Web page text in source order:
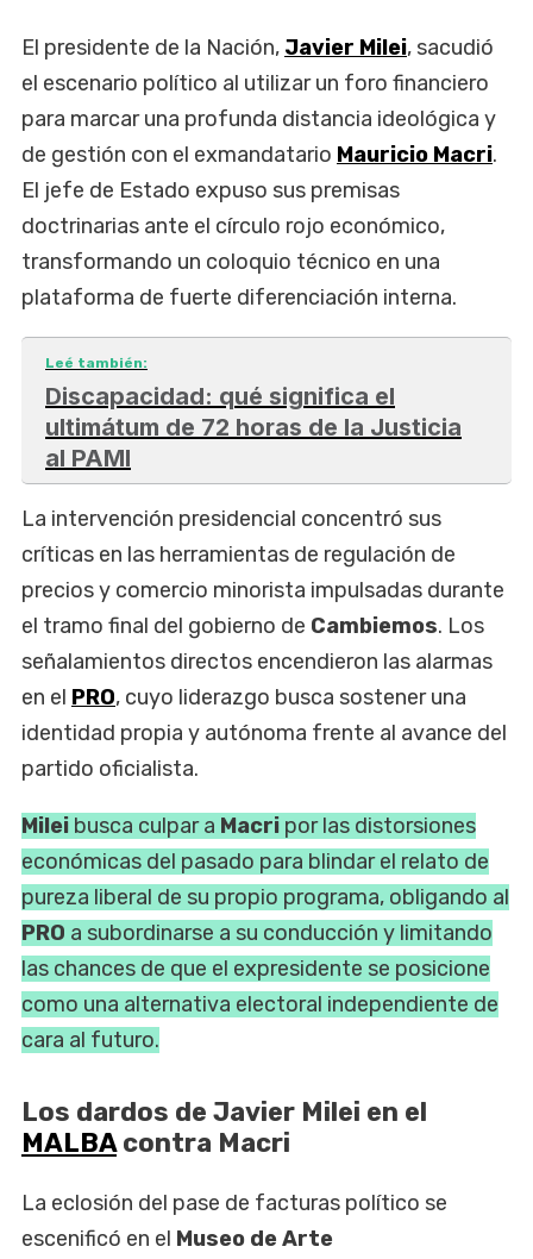
El presidente de la Nación, Javier Milei, sacudió
el escenario político al utilizar un foro financiero
para marcar una profunda distancia ideológica y
de gestión con el exmandatario Mauricio Macri.
El jefe de Estado expuso sus premisas
doctrinarias ante el círculo rojo económico,
transformando un coloquio técnico en una
plataforma de fuerte diferenciación interna.
Leé también:
Discapacidad: qué significa el
ultimátum de 72 horas de la Justicia
al PAMI
La intervención presidencial concentró sus
críticas en las herramientas de regulación de
precios y comercio minorista impulsadas durante
el tramo final del gobierno de Cambiemos. Los
señalamientos directos encendieron las alarmas
en el PRO, cuyo liderazgo busca sostener una
identidad propia y autónoma frente al avance del
partido oficialista.
Milei busca culpar a Macri por las distorsiones
económicas del pasado para blindar el relato de
pureza liberal de su propio programa, obligando al
PRO a subordinarse a su conducción y limitando
las chances de que el expresidente se posicione
como una alternativa electoral independiente de
cara al futuro.
Los dardos de Javier Milei en el
MALBAcontra Macri
La eclosión del pase de facturas político se
escenificó en el Museo de Arte